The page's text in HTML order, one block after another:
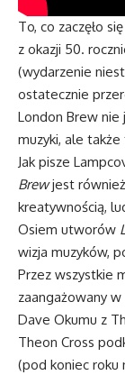
To, co zaczęło
z okazji 50.
(wydarzenie
ostatecznie
London Brew nie
muzyki, ale
Jak pisze
Brewjest
kreatywnością,
Osiem utworów
wizja muzyków,
Przez wszystkie
zaangażowany
Dave Okumu z
Theon Cross
(pod koniec roku